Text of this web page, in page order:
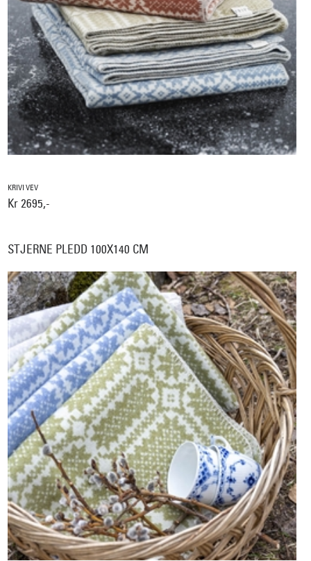
KRIVI VEV
Kr 2695,-
STJERNE PLEDD 100X140 CM